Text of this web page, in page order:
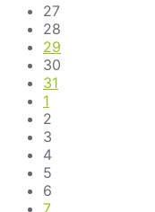
Skip
calendar
days
27
28
29
30
31
1
2
3
4
5
6